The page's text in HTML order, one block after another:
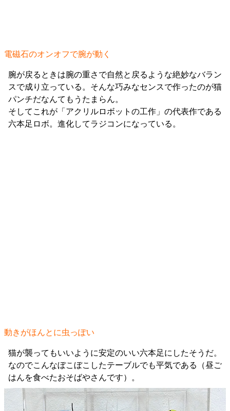
電磁石のオンオフで腕が動く
腕が戻るときは腕の重さで自然と戻るような絶妙なバラン
スで成り立っている。そんな巧みなセンスで作ったのが猫
パンチだなんてもうたまらん。
そしてこれが「アクリルロボットの工作」の代表作である
六本足ロボ。進化してラジコンになっている。
動きがほんとに虫っぽい
猫が襲ってもいいように安定のいい六本足にしたそうだ。
なのでこんなぼこぼこしたテーブルでも平気である（昼ご
はんを食べたおそばやさんです）。